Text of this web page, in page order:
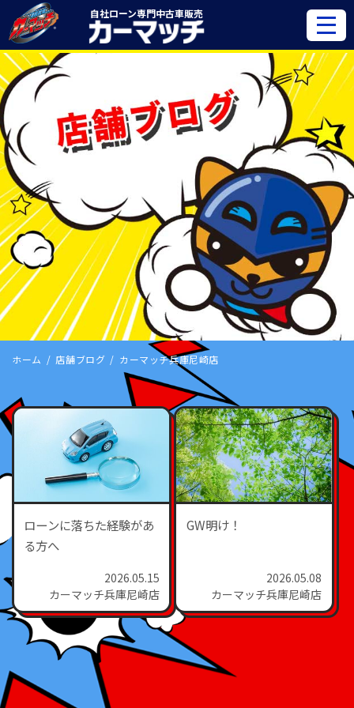
自社ローン専門中古車販売
ホーム 店舗ブログ カーマッチ兵庫尼崎店
ローンに落ちた経験があ
る方へ
2026.05.15
カーマッチ兵庫尼崎店
GW明け！
2026.05.08
カーマッチ兵庫尼崎店